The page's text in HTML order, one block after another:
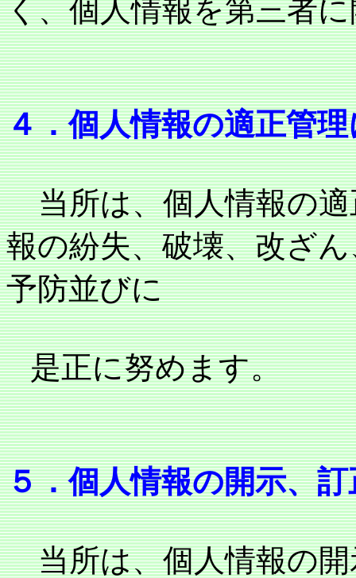
く、個人情報を第三者
４．個人情報の適正管
当所は、個人情報の適
報の紛失、破壊、改ざ
予防並びに
是正に努めます。
５．個人情報の開示、
当所は、個人情報の開